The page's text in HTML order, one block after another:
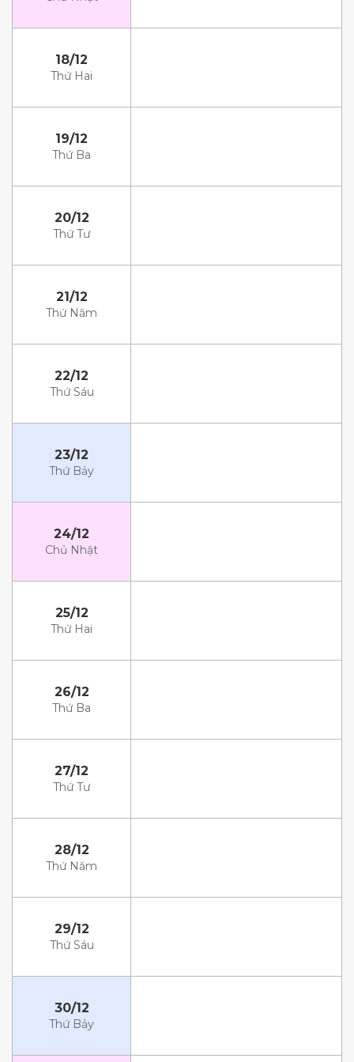
18/12
Thứ Hai
19/12
Thứ Ba
20/12
Thứ Tư
21/12
Thứ Năm
22/12
Thứ Sáu
23/12
Thứ Bảy
24/12
Chủ Nhật
25/12
Thứ Hai
26/12
Thứ Ba
27/12
Thứ Tư
28/12
Thứ Năm
29/12
Thứ Sáu
30/12
Thứ Bảy